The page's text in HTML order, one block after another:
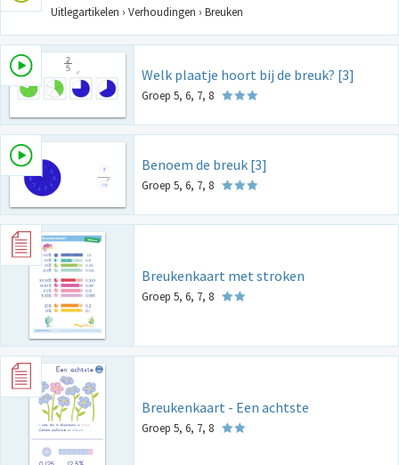
Uitlegartikelen › Verhoudingen › Breuken
Welk plaatje hoort bij de breuk? [3]
Groep 5, 6, 7, 8
Benoem de breuk [3]
Groep 5, 6, 7, 8
Breukenkaart met stroken
Groep 5, 6, 7, 8
Breukenkaart - Een achtste
Groep 5, 6, 7, 8